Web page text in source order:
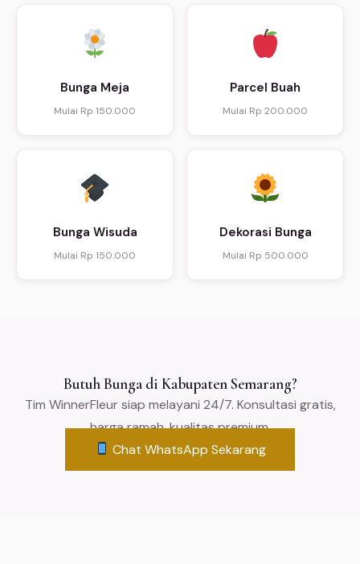
Bunga Meja
Mulai Rp 150.000
Parcel Buah
Mulai Rp 200.000
Bunga Wisuda
Mulai Rp 150.000
Dekorasi Bunga
Mulai Rp 500.000
Butuh Bunga di Kabupaten Semarang?
Tim WinnerFleur siap melayani 24/7. Konsultasi gratis,
harga ramah, kualitas premium.
Chat WhatsApp Sekarang